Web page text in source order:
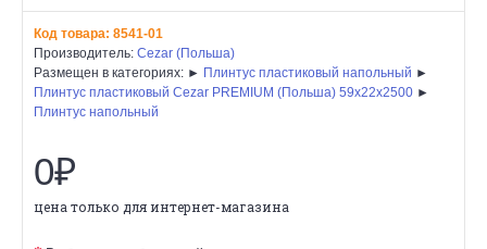
Код товара: 8541-01
Производитель: Cezar (Польша)
Размещен в категориях: ► Плинтус пластиковый напольный ►
Плинтус пластиковый Cezar PREMIUM (Польша) 59х22x2500 ►
Плинтус напольный
0₽
цена только для интернет-магазина